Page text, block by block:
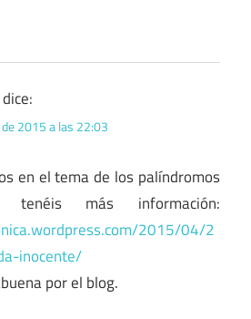
dice:
2015 a las 22:03
en el tema de los palíndromos
tenéis más información:
2015/04/2
inocente/
por el blog.